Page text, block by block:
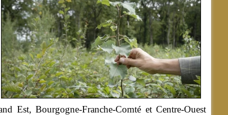
Est, Bourgogne-Franche-Comté et Centre-Ouest